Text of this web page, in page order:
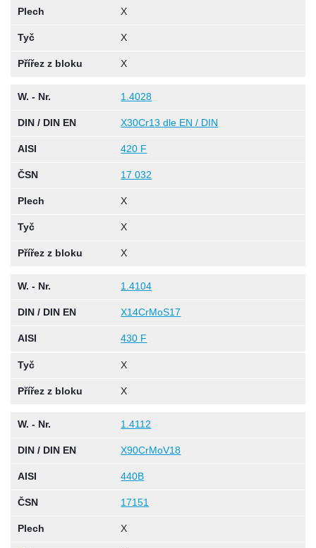
Plech X
Tyč X
Přířez z bloku X
W. - Nr. 1.4028
DIN / DIN EN X30Cr13 dle EN / DIN
AISI 420 F
ČSN 17 032
Plech X
Tyč X
Přířez z bloku X
W. - Nr. 1.4104
DIN / DIN EN X14CrMoS17
AISI 430 F
Tyč X
Přířez z bloku X
W. - Nr. 1.4112
DIN / DIN EN X90CrMoV18
AISI 440B
ČSN 17151
Plech X